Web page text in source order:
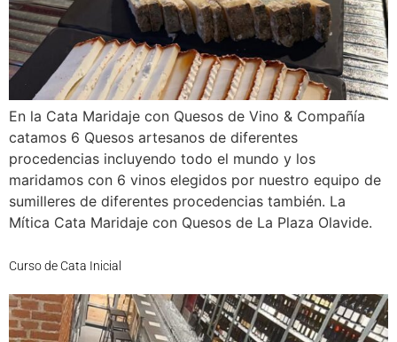
En la Cata Maridaje con Quesos de Vino & Compañía
catamos 6 Quesos artesanos de diferentes
procedencias incluyendo todo el mundo y los
maridamos con 6 vinos elegidos por nuestro equipo de
sumilleres de diferentes procedencias también. La
Mítica Cata Maridaje con Quesos de La Plaza Olavide.
Curso de Cata Inicial